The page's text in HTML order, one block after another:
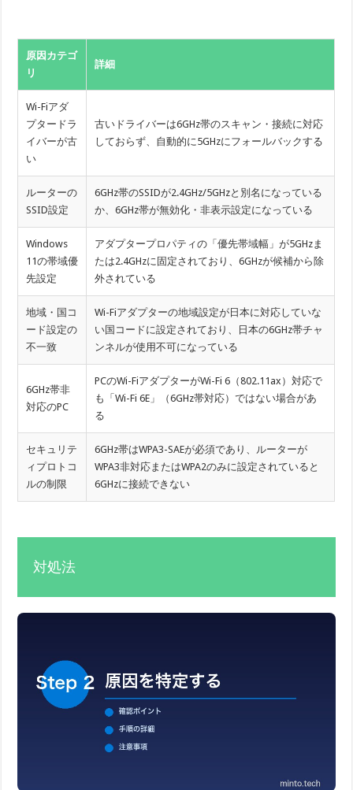
原因カテゴ
リ
詳細
Wi-Fiアダ
プタードラ
イバーが古
い
古いドライバーは6GHz帯のスキャン・接続に対応
しておらず、自動的に5GHzにフォールバックする
ルーターの
SSID設定
6GHz帯のSSIDが2.4GHz/5GHzと別名になっている
か、6GHz帯が無効化・非表示設定になっている
Windows
11の帯域優
先設定
アダプタープロパティの「優先帯域幅」が5GHzま
たは2.4GHzに固定されており、6GHzが候補から除
外されている
地域・国コ
ード設定の
不一致
Wi-Fiアダプターの地域設定が日本に対応していな
い国コードに設定されており、日本の6GHz帯チャ
ンネルが使用不可になっている
6GHz帯非
対応のPC
PCのWi-FiアダプターがWi-Fi 6（802.11ax）対応で
も「Wi-Fi 6E」（6GHz帯対応）ではない場合があ
る
セキュリテ
ィプロトコ
ルの制限
6GHz帯はWPA3-SAEが必須であり、ルーターが
WPA3非対応またはWPA2のみに設定されていると
6GHzに接続できない
対処法